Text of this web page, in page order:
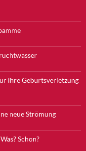
ihre Geburtsverletzung
neue Strömung
Schon?